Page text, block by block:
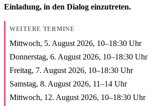
Einladung, in den Dialog einzutreten.
WEITERE TERMINE
Mittwoch, 5. August 2026, 10–18:30 Uhr
Donnerstag, 6. August 2026, 10–18:30 Uhr
Freitag, 7. August 2026, 10–18:30 Uhr
Samstag, 8. August 2026, 11–14 Uhr
Mittwoch, 12. August 2026, 10–18:30 Uhr